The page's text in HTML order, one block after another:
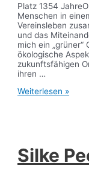
Platz 1354
Menschen in
Vereinsleben
und das
mich ein
ökologische
zukunftsfähigen
ihren …
Anita
Weiterlesen »
Silke